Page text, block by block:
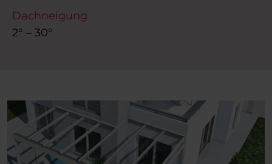
Dachneigung
2° – 30°